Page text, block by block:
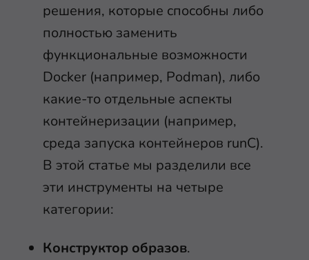
решения, которые способны либо
полностью заменить
функциональные возможности
Docker (например, Podman), либо
какие-то отдельные аспекты
контейнеризации (например,
среда запуска контейнеров runC).
В этой статье мы разделили все
эти инструменты на четыре
категории:
Конструктор образов.